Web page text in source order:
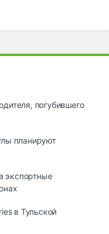
погубившего
планируют
экспортные
в Тульской